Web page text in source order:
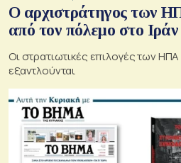
Ο αρχιστράτηγος των
από τον πόλεμο στο Ιράν
Οι στρατιωτικές επιλογές των ΗΠΑ
εξαντλούνται